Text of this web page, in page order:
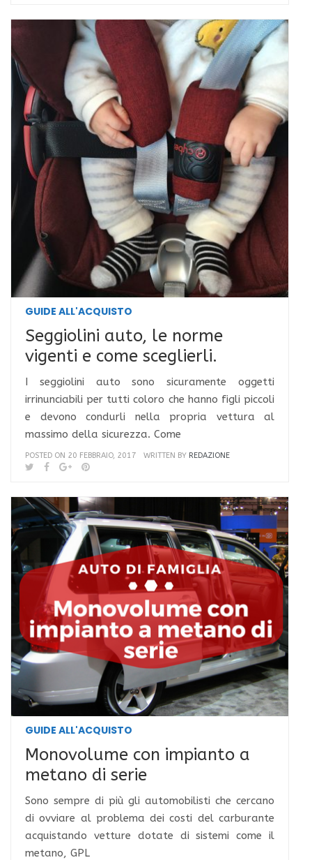
GUIDE ALL'ACQUISTO
Seggiolini auto, le norme
vigenti e come sceglierli.
I seggiolini auto sono sicuramente oggetti
irrinunciabili per tutti coloro che hanno figli piccoli
e devono condurli nella propria vettura al
massimo della sicurezza. Come
POSTED ON 20 FEBBRAIO, 2017 WRITTEN BY REDAZIONE
GUIDE ALL'ACQUISTO
Monovolume con impianto a
metano di serie
Sono sempre di più gli automobilisti che cercano
di ovviare al problema dei costi del carburante
acquistando vetture dotate di sistemi come il
metano, GPL